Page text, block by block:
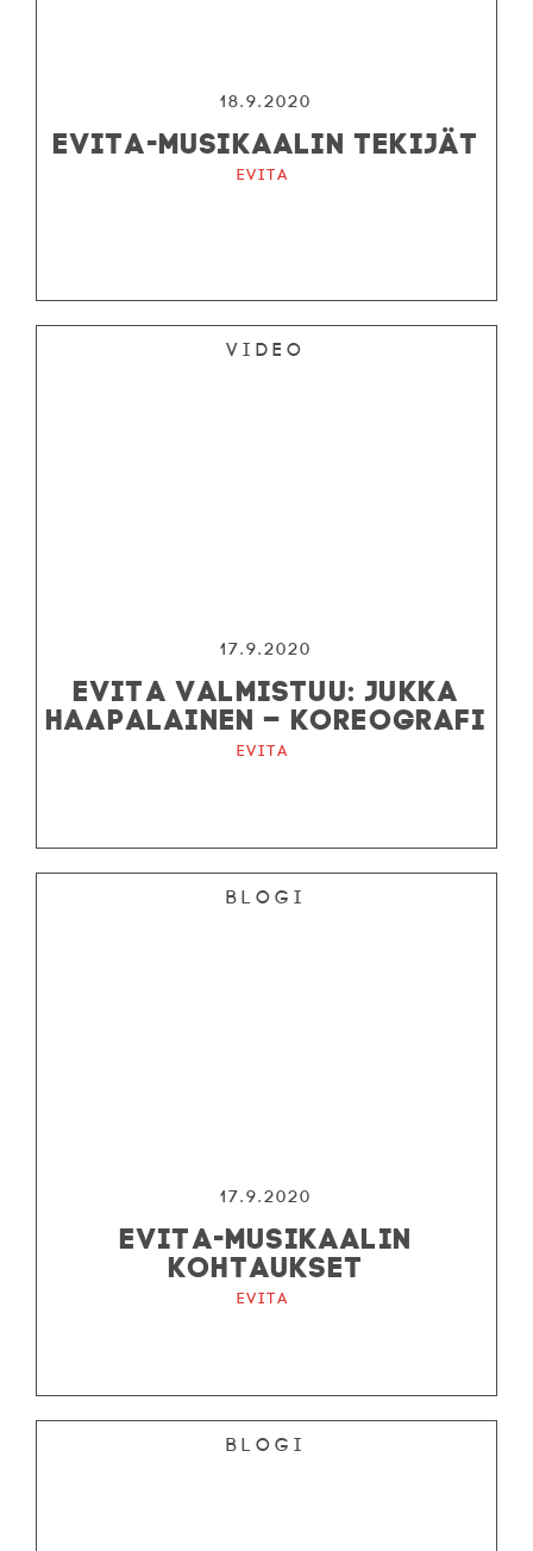
18.9.2020
EVITA-MUSIKAALIN TEKIJÄT
Evita
Video
17.9.2020
EVITA VALMISTUU: JUKKA
HAAPALAINEN – KOREOGRAFI
Evita
Blogi
17.9.2020
EVITA-MUSIKAALIN
KOHTAUKSET
Evita
Blogi